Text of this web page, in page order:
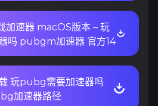
加速器 macOS版本 – 玩
吗 pubgm加速器 官方14
玩pubg需要加速器吗
加速器路径